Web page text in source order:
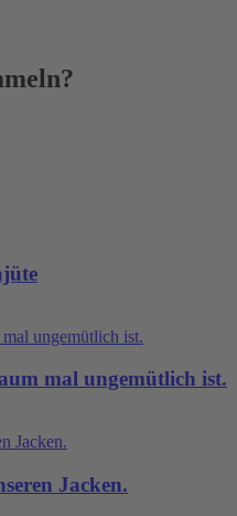
mal ungemütlich ist.
Jacken.